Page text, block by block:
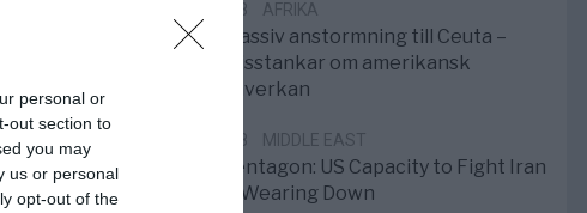
personal or
out section to
you may
us or personal
opt-out of the
3/8 AFRIKA
Massiv anstormning till Ceuta –
Misstankar om amerikansk
påverkan
2/8 MIDDLE EAST
Pentagon: US Capacity to Fight Iran
is Wearing Down